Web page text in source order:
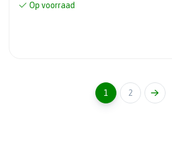
Op voorraad
1 2